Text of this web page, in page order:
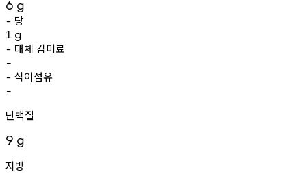
6 g
- 당
1 g
- 대체 감미료
-
- 식이섬유
-
단백질
9 g
지방